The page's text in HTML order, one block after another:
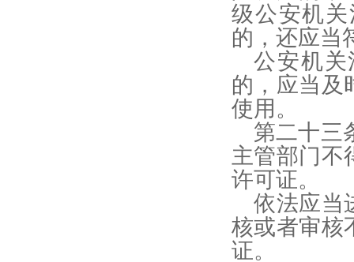
级公安机
的，还应当
公安机
的，应当及
使用。
第二十三
主管部门不
许可证。
依法应当
核或者审核
证。